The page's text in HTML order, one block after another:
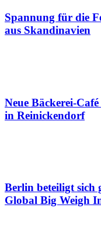
Spannung für die
aus Skandinavien
Neue Bäckerei-
in Reinickendorf
Berlin beteiligt sich
Global Big Weigh